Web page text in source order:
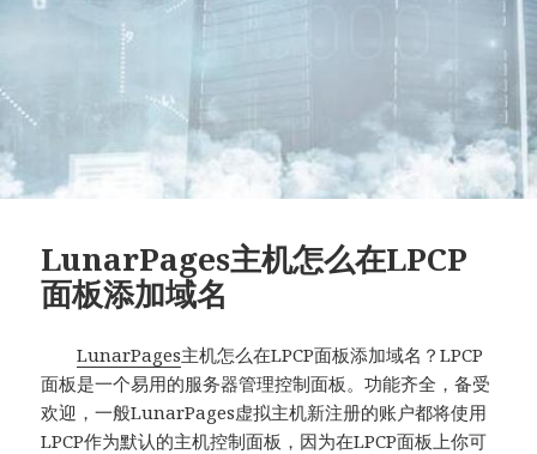
LunarPages主机怎么在LPCP
面板添加域名
LunarPages主机怎么在LPCP面板添加域名？LPCP
面板是一个易用的服务器管理控制面板。功能齐全，备受
欢迎，一般LunarPages虚拟主机新注册的账户都将使用
LPCP作为默认的主机控制面板，因为在LPCP面板上你可